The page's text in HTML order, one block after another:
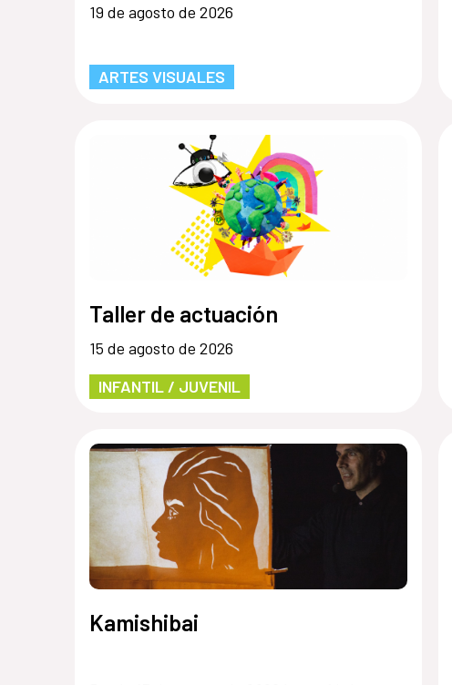
19 de agosto de 2026
ARTES VISUALES
Taller de actuación
15 de agosto de 2026
INFANTIL / JUVENIL
Kamishibai